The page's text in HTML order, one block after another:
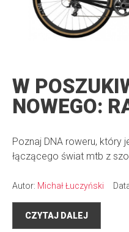
W
NOWEGO:
Poznaj DNA roweru, który
łączącego świat mtb z
Autor: Michał Łuczyński
CZYTAJ DALEJ